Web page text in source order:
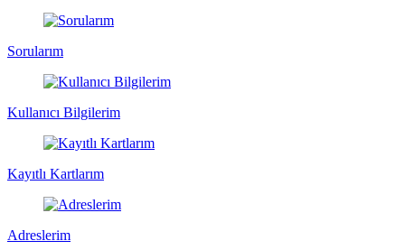
Sorularım
Kullanıcı Bilgilerim
Kayıtlı Kartlarım
Adreslerim